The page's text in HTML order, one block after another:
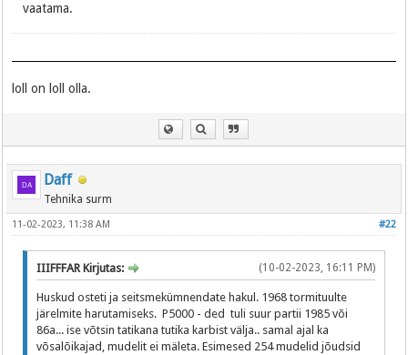
vaatama.
loll on loll olla.
Daff
Tehnika surm
#22
11-02-2023, 11:38 AM
(10-02-2023, 16:11 PM)
IIIFFFAR Kirjutas:
Huskud osteti ja seitsmekümnendate hakul. 1968 tormituulte
järelmite harutamiseks. P5000 - ded tuli suur partii 1985 või
86a... ise võtsin tatikana tutika karbist välja.. samal ajal ka
võsalõikajad, mudelit ei mäleta. Esimesed 254 mudelid jõudsid